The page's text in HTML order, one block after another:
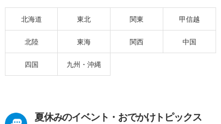
北海道 東北 関東 甲信越
北陸 東海 関西 中国
四国 九州・沖縄
夏休みのイベント・おでかけトピックス